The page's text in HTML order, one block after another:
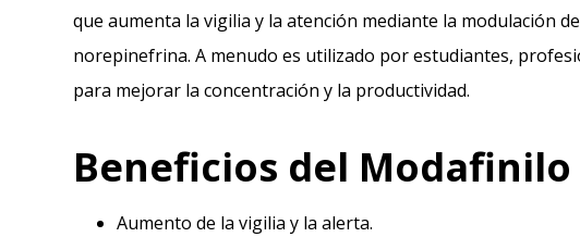
que aumenta la vigilia y la atención mediante la modulación
norepinefrina. A menudo es utilizado por estudiantes,
para mejorar la concentración y la productividad.
Beneficios del Modafinilo
Aumento de la vigilia y la alerta.